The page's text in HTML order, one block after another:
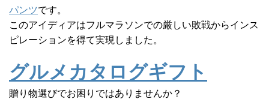
パンツです。
このアイディアはフルマラソンでの厳しい敗戦からインス
ピレーションを得て実現しました。
グルメカタログギフト
贈り物選びでお困りではありませんか？